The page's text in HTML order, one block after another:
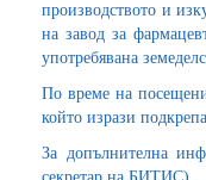
производството и
на завод за
употребявана
По време на
който изрази
За допълнителна